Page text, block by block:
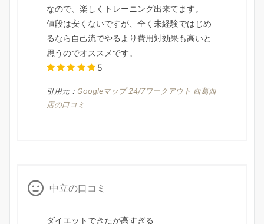
なので、楽しくトレーニング出来てます。
値段は安くないですが、全く未経験ではじめ
るなら自己流でやるより費用対効果も高いと
思うのでオススメです。
5
引用元： Googleマップ 24/7ワークアウト 西葛西
店の口コミ
中立の口コミ
ダイエットできたが高すぎる